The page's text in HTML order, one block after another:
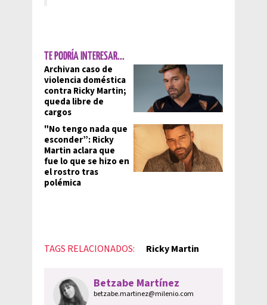
TE PODRÍA INTERESAR...
Archivan caso de
violencia doméstica
contra Ricky Martin;
queda libre de
cargos
"No tengo nada que
esconder”: Ricky
Martin aclara que
fue lo que se hizo en
el rostro tras
polémica
TAGS RELACIONADOS: Ricky Martin
Betzabe Martínez
betzabe.martinez@milenio.com